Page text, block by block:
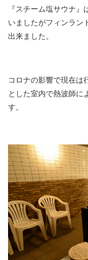
『スチーム塩サウナ
いましたがフィンラン
出来ました。
コロナの影響で現在は
とした室内で熱波師に
す。